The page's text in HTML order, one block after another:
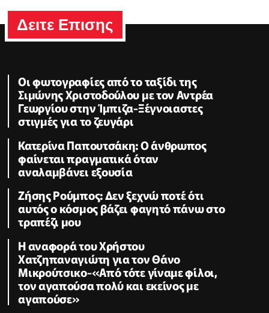
Δειτε Επισης
Οι φωτογραφίες από το ταξίδι της
Σιμώνης Χριστοδούλου με τον Αντρέα
Γεωργίου στην Ίμπιζα-Ξέγνοιαστες
στιγμές για το ζευγάρι
Κατερίνα Παπουτσάκη: Ο άνθρωπος
φαίνεται πραγματικά όταν
αναλαμβάνει εξουσία
Ζήσης Ρούμπος: Δεν ξεχνώ ποτέ ότι
αυτός ο κόσμος βάζει φαγητό πάνω στο
τραπέζι μου
Η αναφορά του Χρήστου
Χατζηπαναγιώτη για τον Θάνο
Μικρούτσικο-«Από τότε γίναμε φίλοι,
τον αγαπούσα πολύ και εκείνος με
αγαπούσε»